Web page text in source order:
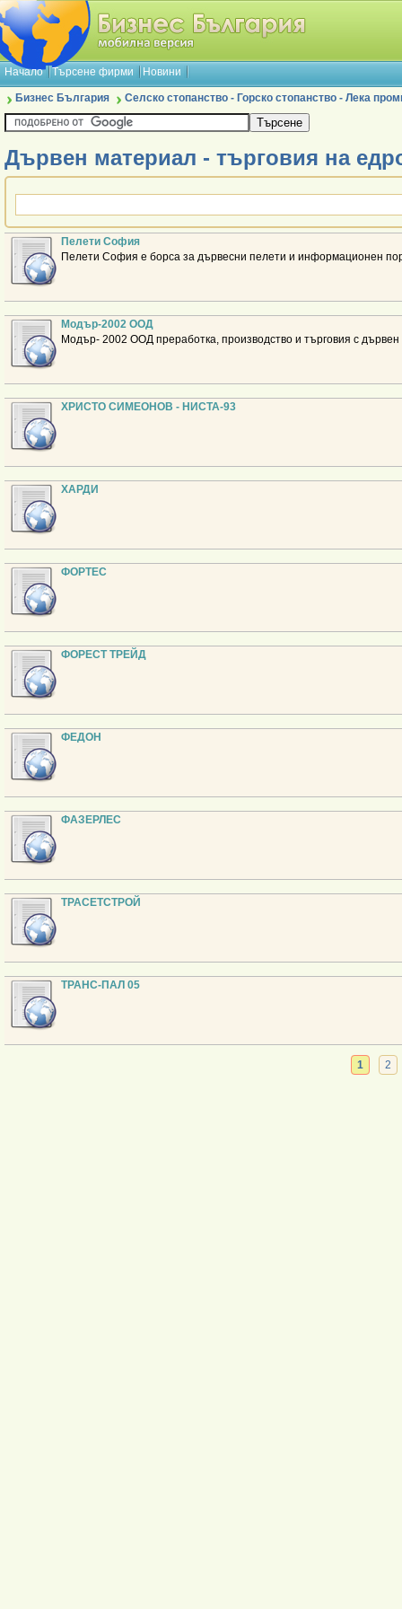
Начало Търсене фирми Новини
Бизнес България Селско стопанство - Горско стопанство - Лека
Дървен материал - търговия на
Пелети София
Пелети София е борса за дървесни пелети и информационен
Модър-2002 ООД
Модър- 2002 ООД преработка, производство и търговия с
ХРИСТО СИМЕОНОВ - НИСТА-93
ХАРДИ
ФОРТЕС
ФОРЕСТ ТРЕЙД
ФЕДОН
ФАЗЕРЛЕС
ТРАСЕТСТРОЙ
ТРАНС-ПАЛ 05
1 2